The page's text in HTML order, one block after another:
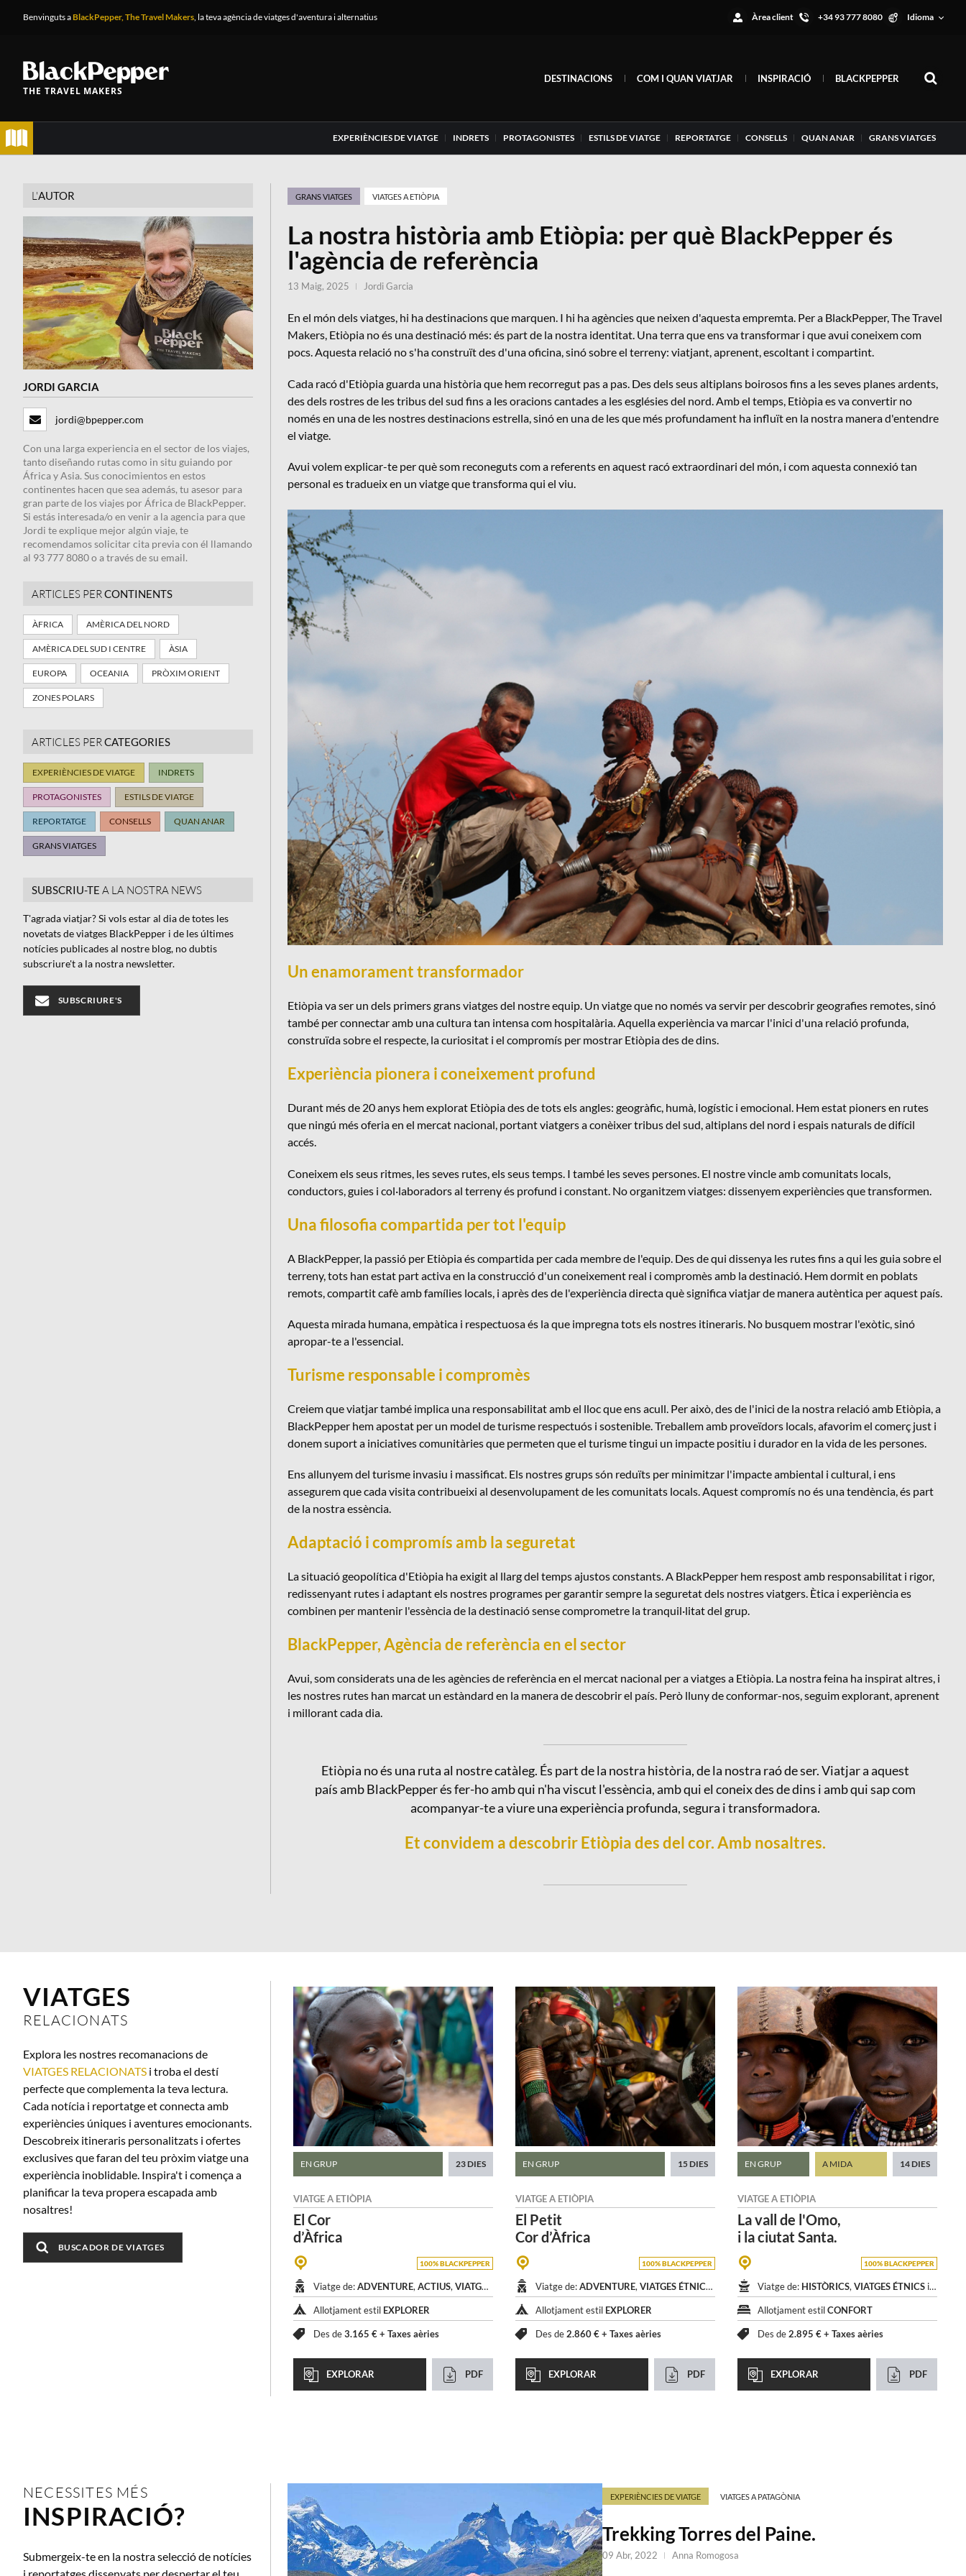
Benvinguts aBlackPepper, The Travel Makers, la teva agència de viatges d'aventura i alternatius Àrea client +34 93 777 8080 Idioma
THE TRAVEL MAKERS
DESTINACIONS COM I QUAN VIATJAR INSPIRACIÓ BLACKPEPPER
EXPERIÈNCIES DE VIATGE INDRETS PROTAGONISTES ESTILS DE VIATGE REPORTATGE CONSELLS QUAN ANAR GRANS VIATGES
L'AUTOR
JORDI GARCIA
jordi@bpepper.com
Con una larga experiencia en el sector de los viajes,
tanto diseñando rutas como in situ guiando por
África y Asia. Sus conocimientos en estos
continentes hacen que sea además, tu asesor para
gran parte de los viajes por África de BlackPepper.
Si estás interesada/o en venir a la agencia para que
Jordi te explique mejor algún viaje, te
recomendamos solicitar cita previa con él llamando
al 93 777 8080 o a través de su email.
ARTICLES PER CONTINENTS
ÀFRICA AMÈRICA DEL NORD
AMÈRICA DEL SUD I CENTRE ÀSIA
EUROPA OCEANIA PRÒXIM ORIENT
ZONES POLARS
ARTICLES PER CATEGORIES
EXPERIÈNCIES DE VIATGE INDRETS
PROTAGONISTES ESTILS DE VIATGE
REPORTATGE CONSELLS QUAN ANAR
GRANS VIATGES
SUBSCRIU-TE A LA NOSTRA NEWS
T'agrada viatjar? Si vols estar al dia de totes les
novetats de viatges BlackPepper i de les últimes
notícies publicades al nostre blog, no dubtis
subscriure't a la nostra newsletter.
SUBSCRIURE'S
La nostra història amb Etiòpia: per què BlackPepper és
l'agència de referència
GRANS VIATGES VIATGES A ETIÒPIA
En el món dels viatges, hi ha destinacions que marquen. I hi ha agències que neixen d'aquesta empremta. Per a BlackPepper, The Travel
Makers, Etiòpia no és una destinació més: és part de la nostra identitat. Una terra que ens va transformar i que avui coneixem com
pocs. Aquesta relació no s'ha construït des d'una oficina, sinó sobre el terreny: viatjant, aprenent, escoltant i compartint.
Cada racó d'Etiòpia guarda una història que hem recorregut pas a pas. Des dels seus altiplans boirosos fins a les seves planes ardents,
des dels rostres de les tribus del sud fins a les oracions cantades a les esglésies del nord. Amb el temps, Etiòpia es va convertir no
només en una de les nostres destinacions estrella, sinó en una de les que més profundament ha influït en la nostra manera d'entendre
el viatge.
Avui volem explicar-te per què som reconeguts com a referents en aquest racó extraordinari del món, i com aquesta connexió tan
personal es tradueix en un viatge que transforma qui el viu.
Un enamorament transformador
Etiòpia va ser un dels primers grans viatges del nostre equip. Un viatge que no només va servir per descobrir geografies remotes, sinó
també per connectar amb una cultura tan intensa com hospitalària. Aquella experiència va marcar l'inici d'una relació profunda,
construïda sobre el respecte, la curiositat i el compromís per mostrar Etiòpia des de dins.
Experiència pionera i coneixement profund
Durant més de 20 anys hem explorat Etiòpia des de tots els angles: geogràfic, humà, logístic i emocional. Hem estat pioners en rutes
que ningú més oferia en el mercat nacional, portant viatgers a conèixer tribus del sud, altiplans del nord i espais naturals de difícil
accés.
Coneixem els seus ritmes, les seves rutes, els seus temps. I també les seves persones. El nostre vincle amb comunitats locals,
conductors, guies i col·laboradors al terreny és profund i constant. No organitzem viatges: dissenyem experiències que transformen.
Una filosofia compartida per tot l'equip
A BlackPepper, la passió per Etiòpia és compartida per cada membre de l'equip. Des de qui dissenya les rutes fins a qui les guia sobre el
terreny, tots han estat part activa en la construcció d'un coneixement real i compromès amb la destinació. Hem dormit en poblats
remots, compartit cafè amb famílies locals, i après des de l'experiència directa què significa viatjar de manera autèntica per aquest país.
Aquesta mirada humana, empàtica i respectuosa és la que impregna tots els nostres itineraris. No busquem mostrar l'exòtic, sinó
apropar-te a l'essencial.
Turisme responsable i compromès
Creiem que viatjar també implica una responsabilitat amb el lloc que ens acull. Per això, des de l'inici de la nostra relació amb Etiòpia, a
BlackPepper hem apostat per un model de turisme respectuós i sostenible. Treballem amb proveïdors locals, afavorim el comerç just i
donem suport a iniciatives comunitàries que permeten que el turisme tingui un impacte positiu i durador en la vida de les persones.
Ens allunyem del turisme invasiu i massificat. Els nostres grups són reduïts per minimitzar l'impacte ambiental i cultural, i ens
assegurem que cada visita contribueixi al desenvolupament de les comunitats locals. Aquest compromís no és una tendència, és part
de la nostra essència.
Adaptació i compromís amb la seguretat
La situació geopolítica d'Etiòpia ha exigit al llarg del temps ajustos constants. A BlackPepper hem respost amb responsabilitat i rigor,
redissenyant rutes i adaptant els nostres programes per garantir sempre la seguretat dels nostres viatgers. Ètica i experiència es
combinen per mantenir l'essència de la destinació sense comprometre la tranquil·litat del grup.
BlackPepper, Agència de referència en el sector
Avui, som considerats una de les agències de referència en el mercat nacional per a viatges a Etiòpia. La nostra feina ha inspirat altres, i
les nostres rutes han marcat un estàndard en la manera de descobrir el país. Però lluny de conformar-nos, seguim explorant, aprenent
i millorant cada dia.
Etiòpia no és una ruta al nostre catàleg. És part de la nostra història, de la nostra raó de ser. Viatjar a aquest
país amb BlackPepper és fer-ho amb qui n'ha viscut l'essència, amb qui el coneix des de dins i amb qui sap com
acompanyar-te a viure una experiència profunda, segura i transformadora.
Et convidem a descobrir Etiòpia des del cor. Amb nosaltres.
13 Maig, 2025 Jordi Garcia
VIATGES
RELACIONATS
Explora les nostres recomanacions de
VIATGES RELACIONATS i troba el destí
perfecte que complementa la teva lectura.
Cada notícia i reportatge et connecta amb
experiències úniques i aventures emocionants.
Descobreix itineraris personalitzats i ofertes
exclusives que faran del teu pròxim viatge una
experiència inoblidable. Inspira't i comença a
planificar la teva propera escapada amb
nosaltres!
BUSCADOR DE VIATGES
El Cor
d’Àfrica
VIATGE A ETIÒPIA
EN GRUP 23 DIES
100% BLACKPEPPER
Viatge de:ADVENTURE, ACTIUS, VIATGES ÉTNICS HISTÒRICS
Allotjament estil EXPLORER
Des de3.165 € + Taxes aèries
EXPLORAR PDF
El Petit
Cor d’Àfrica
VIATGE A ETIÒPIA
EN GRUP 15 DIES
100% BLACKPEPPER
Viatge de:ADVENTURE,VIATGES ÉTNICS i NATURA
Allotjament estil EXPLORER
Des de2.860 € +Taxes aèries
EXPLORAR PDF
La vall de l'Omo,
i la ciutat Santa.
VIATGE A ETIÒPIA
EN GRUP A MIDA 14 DIES
100% BLACKPEPPER
Viatge de: HISTÒRICS,VIATGES ÉTNICS i
Allotjament estilCONFORT
Des de2.895 € +Taxes aèries
EXPLORAR PDF
NECESSITES MÉS
INSPIRACIÓ?
Submergeix-te en la nostra selecció de notícies
Trekking Torres del Paine.
EXPERIÈNCIES DE VIATGE VIATGES A PATAGÒNIA
09 Abr, 2022 Anna Romogosa